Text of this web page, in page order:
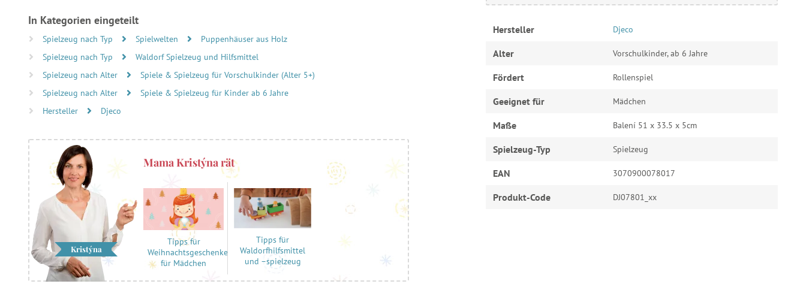
In Kategorien eingeteilt
Spielzeug nach Typ Spielwelten
Puppenhäuser aus Holz
Spielzeug nach Typ
Waldorf Spielzeug und Hilfsmittel
Spielzeug nach Alter
Spiele & Spielzeug für Vorschulkinder (Alter 5+)
Spielzeug nach Alter
Spiele & Spielzeug für Kinder ab 6 Jahre
Hersteller
Djeco
Kristýna
Mama Kristýna rät
Tipps für
Weihnachtsgeschenke
für Mädchen
Tipps für
Waldorfhilfsmittel
und –spielzeug
Hersteller Djeco
Alter Vorschulkinder, ab 6 Jahre
Fördert Rollenspiel
Geeignet für Mädchen
Maße Balení 51 x 33.5 x 5cm
Spielzeug-Typ Spielzeug
EAN 3070900078017
Produkt-Code DJ07801_xx